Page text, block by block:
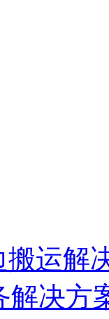
运解
解决方